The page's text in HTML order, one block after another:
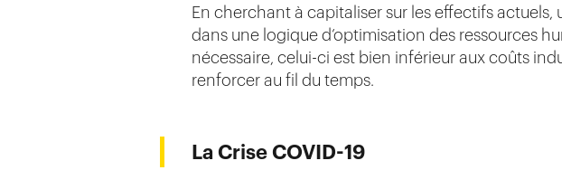
En cherchant à capitaliser sur les effectifs
dans une logique d’optimisation des ressources
nécessaire, celui-ci est bien inférieur aux coûts
renforcer au fil du temps.
La Crise COVID-19